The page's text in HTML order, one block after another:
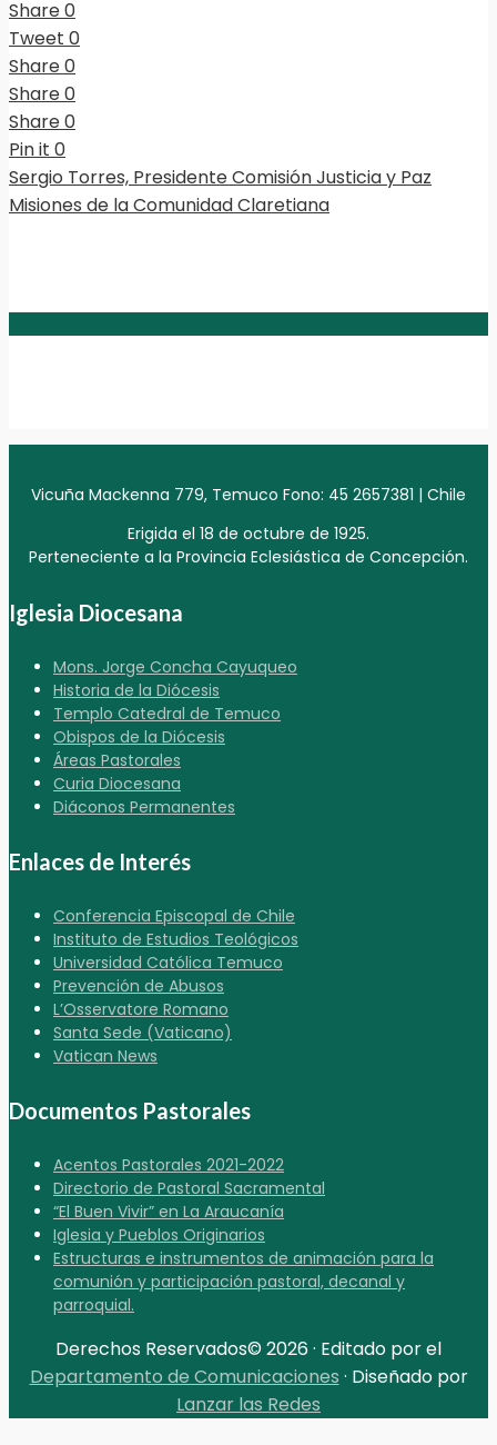
Share0
Tweet 0
Share0
Share0
Share0
Pin it 0
Sergio Torres, Presidente Comisión Justicia y Paz
Misiones de la Comunidad Claretiana
Vicuña Mackenna 779, Temuco Fono: 45 2657381 | Chile
Erigida el 18 de octubre de 1925.
Perteneciente a la Provincia Eclesiástica de Concepción.
Iglesia Diocesana
Mons. Jorge Concha Cayuqueo
Historia de la Diócesis
Templo Catedral de Temuco
Obispos de la Diócesis
Áreas Pastorales
Curia Diocesana
Diáconos Permanentes
Enlaces de Interés
Conferencia Episcopal de Chile
Instituto de Estudios Teológicos
Universidad Católica Temuco
Prevención de Abusos
L’Osservatore Romano
Santa Sede (Vaticano)
Vatican News
Documentos Pastorales
Acentos Pastorales 2021-2022
Directorio de Pastoral Sacramental
“El Buen Vivir” en La Araucanía
Iglesia y Pueblos Originarios
Estructuras e instrumentos de animación para la
comunión y participación pastoral, decanal y
parroquial.
Derechos Reservados© 2026 · Editado por el
Departamento de Comunicaciones · Diseñado por
Lanzar las Redes